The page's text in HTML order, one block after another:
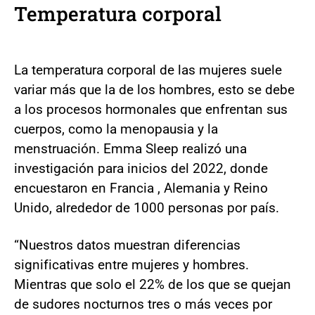
Temperatura corporal
La temperatura corporal de las mujeres suele
variar más que la de los hombres, esto se debe
a los procesos hormonales que enfrentan sus
cuerpos, como la menopausia y la
menstruación. Emma Sleep realizó una
investigación para inicios del 2022, donde
encuestaron en Francia , Alemania y Reino
Unido, alrededor de 1000 personas por país.
“Nuestros datos muestran diferencias
significativas entre mujeres y hombres.
Mientras que solo el 22% de los que se quejan
de sudores nocturnos tres o más veces por